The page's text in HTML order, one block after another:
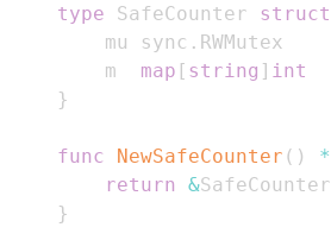
type SafeCounter struct
    mu sync
.
    m
map [ string ] int
}
func NewSafeCounter ( ) *
return
&SafeCounter
}